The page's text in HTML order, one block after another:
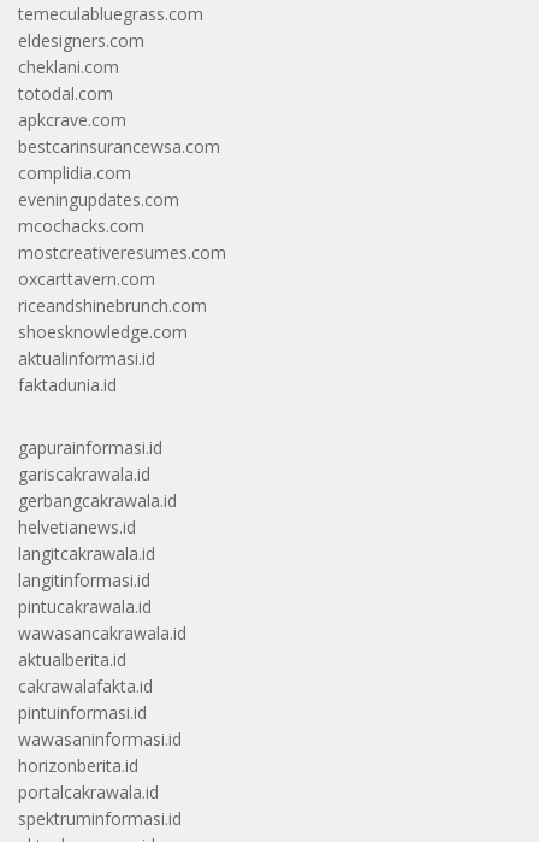
temeculabluegrass.com
eldesigners.com
cheklani.com
totodal.com
apkcrave.com
bestcarinsurancewsa.com
complidia.com
eveningupdates.com
mcochacks.com
mostcreativeresumes.com
oxcarttavern.com
riceandshinebrunch.com
shoesknowledge.com
aktualinformasi.id
faktadunia.id
gapurainformasi.id
gariscakrawala.id
gerbangcakrawala.id
helvetianews.id
langitcakrawala.id
langitinformasi.id
pintucakrawala.id
wawasancakrawala.id
aktualberita.id
cakrawalafakta.id
pintuinformasi.id
wawasaninformasi.id
horizonberita.id
portalcakrawala.id
spektruminformasi.id